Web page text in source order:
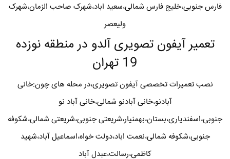
فارس جنوبی،خلیج فارس شمالی،سعید اباد،شهرک صاحب الزمان،شهرک
ولیعصر
تعمیر آیفون تصویری آلدو در منطقه نوزده
19 تهران
نصب تعمیرات تخصصی آیفون تصویری،در محله های چون:خانی
آبادنو،خانی آبادنو شمالی،خانی آباد نو
جنوبی،اسفندیاری،بستان،بهمنیار،شریعتی جنوبی،شریعتی شمالی،شکوفه
جنوبی،شکوفه شمالی،نعمت اباد،دولت خواه،اسماعیل آباد،شهید
کاظمی،رسالت،عبدل آباد